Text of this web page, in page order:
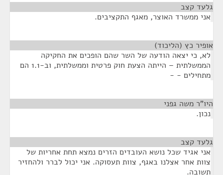
גלעד קצב
אני ממשרד האוצר, מאגף התקציבים.
אופיר כץ (הליכוד)
לא, כי יצאה הודעה של השר שהם הופכים את החקיקה
הממשלתית – הייתה הצעת חוק פרטית וממשלתית, וב-1.1 הם
מתחילים - -
היו"ר משה גפני
נכון.
גלעד קצב
אני אגיד שכל נושא העובדים הזרים נמצא תחת אחריות של
צוות אחר אצלנו באגף, צוות תעסוקה. אני יכול לברר ולהחזיר
תשובה.